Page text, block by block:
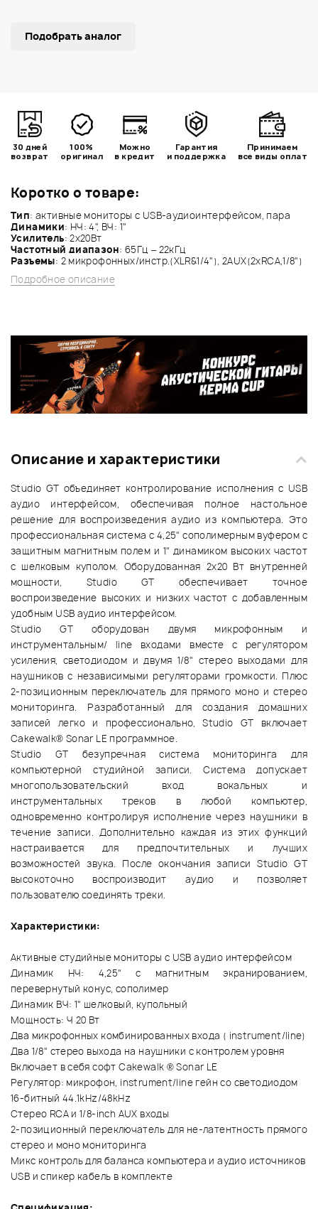
Коротко о товаре:
Тип: активные мониторы с USB-аудиоинтерфейсом, пара
Динамики: НЧ: 4", ВЧ: 1"
Усилитель: 2х20Вт
Частотный диапазон: 65Гц – 22кГц
Разъемы: 2 микрофонных/инстр.(XLR&1/4"), 2AUX(2xRCA,1/8")
Подробное описание
Подобрать аналог
30 дней
возврат
100%
оригинал
Можно
в кредит
Гарантия
и поддержка
Принимаем
все виды оплат
Описание и характеристики
Studio GT объединяет контролирование исполнения с USB
аудио интерфейсом, обеспечивая полное настольное
решение для воспроизведения аудио из компьютера. Это
профессиональная система с 4,25" сополимерным вуфером с
защитным магнитным полем и 1" динамиком высоких частот
с шелковым куполом. Оборудованная 2х20 Вт внутренней
мощности, Studio GT обеспечивает точное
воспроизведение высоких и низких частот с добавленным
удобным USB аудио интерфейсом.
Studio GT оборудован двумя микрофонным и
инструментальным/ line входами вместе с регулятором
усиления, светодиодом и двумя 1/8" стерео выходами для
наушников с независимыми регуляторами громкости. Плюс
2-позиционным переключатель для прямого моно и стерео
мониторинга. Разработанный для создания домашних
записей легко и профессионально, Studio GT включает
Cakewalk® Sonar LE программное.
Studio GT безупречная система мониторинга для
компьютерной студийной записи. Система допускает
многопользовательский вход вокальных и
инструментальных треков в любой компьютер,
одновременно контролируя исполнение через наушники в
течение записи. Дополнительно каждая из этих функций
настраивается для предпочтительных и лучших
возможностей звука. После окончания записи Studio GT
высокоточно воспроизводит аудио и позволяет
пользователю соединять треки.
Характеристики:
Активные студийные мониторы с USB аудио интерфейсом
Динамик НЧ: 4,25" с магнитным экранированием,
перевернутый конус, сополимер
Динамик ВЧ: 1" шелковый, купольный
Мощность: Ч 20 Вт
Два микрофонных комбинированных входа ( instrument/line)
Два 1/8" стерео выхода на наушники с контролем уровня
Включает в себя софт Cakewalk ® Sonar LE
Регулятор: микрофон, instrument/line гейн со светодиодом
16-битный 44.1kHz/48kHz
Стерео RCA и 1/8-inch AUX входы
2-позиционный переключатель для не-латентность прямого
стерео и моно мониторинга
Микс контроль для баланса компьютера и аудио источников
USB и спикер кабель в комплекте